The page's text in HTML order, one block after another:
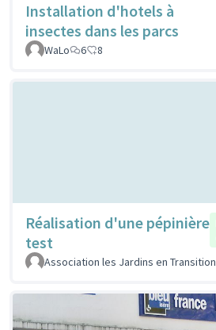
Installation d'hotels à
insectes dans les parcs
WaLo
6 8
Réalisation d'une pépinière
test
Association les Jardins en Transition